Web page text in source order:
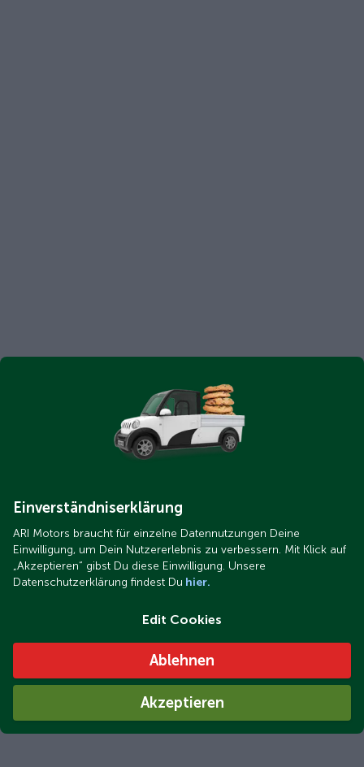
Einverständniserklärung
ARI Motors braucht für einzelne Datennutzungen Deine
Einwilligung, um Dein Nutzererlebnis zu verbessern. Mit Klick auf
„Akzeptieren“ gibst Du diese Einwilligung. Unsere
Datenschutzerklärung findest Du hier.
Edit Cookies
Ablehnen
Akzeptieren